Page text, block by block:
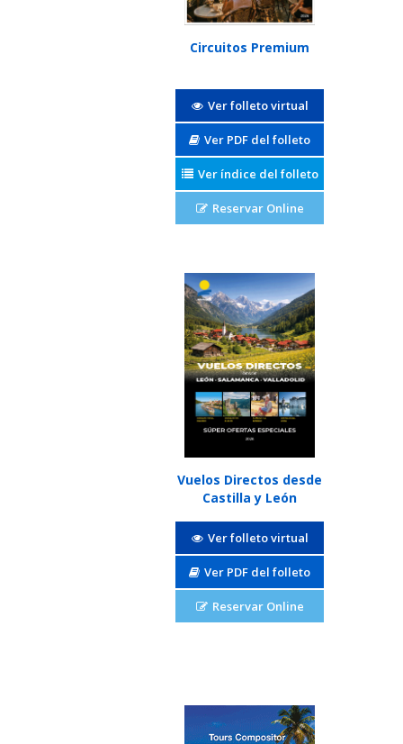
Circuitos Premium
Ver folleto virtual
Ver PDF del folleto
Ver índice del folleto
Reservar Online
Vuelos Directos desde
Castilla y León
Ver folleto virtual
Ver PDF del folleto
Reservar Online